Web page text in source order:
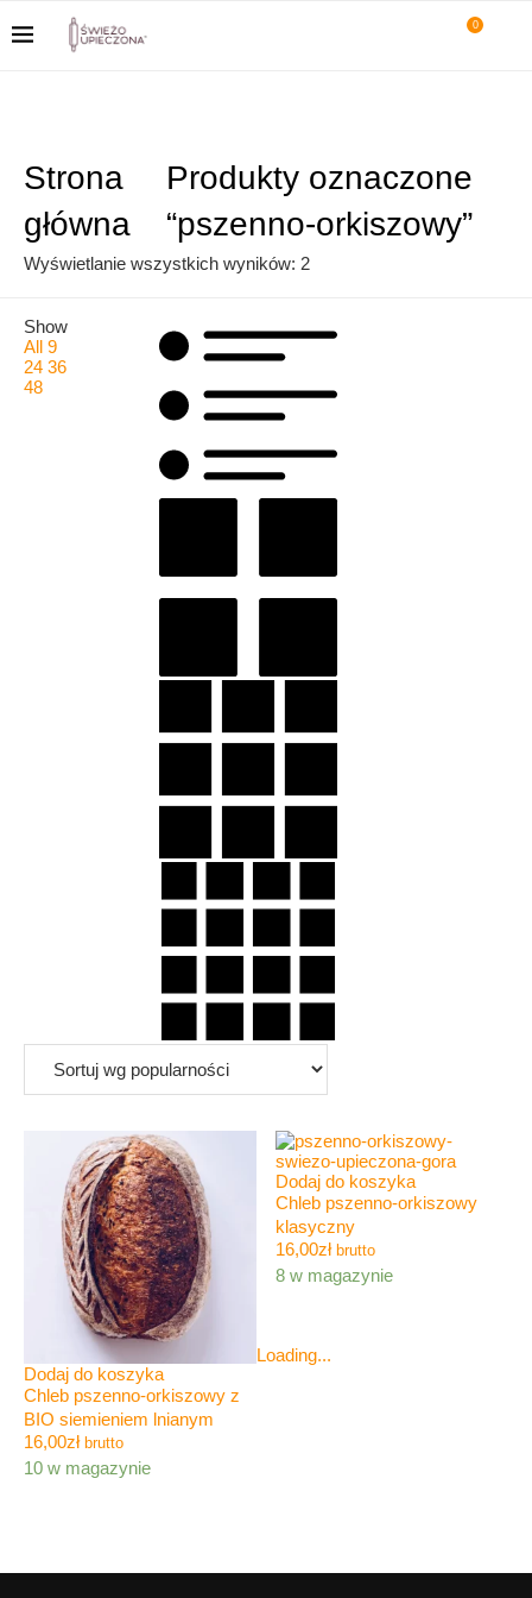
0
Strona
główna
Produkty oznaczone
“pszenno-orkiszowy”
Wyświetlanie wszystkich wyników: 2Posortowane
popularności
Show
All 9
24 36
48
Dodaj do koszyka
Chleb pszenno-orkiszowy z
BIO siemieniem lnianym
16,00zł brutto
10 w magazynie
Dodaj do koszyka
Chleb pszenno-orkiszowy
klasyczny
16,00zł brutto
8 w magazynie
Loading...